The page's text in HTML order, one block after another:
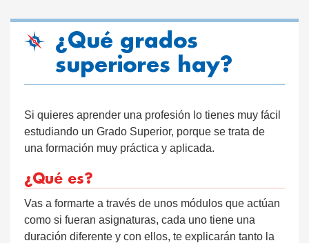
¿Qué grados
superiores hay?
Si quieres aprender una profesión lo tienes muy fácil
estudiando un Grado Superior, porque se trata de
una formación muy práctica y aplicada.
¿Qué es?
Vas a formarte a través de unos módulos que actúan
como si fueran asignaturas, cada uno tiene una
duración diferente y con ellos, te explicarán tanto la